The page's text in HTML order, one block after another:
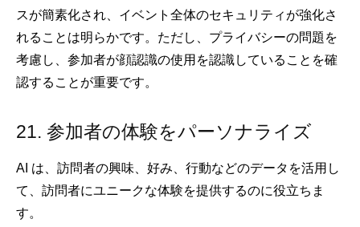
スが簡素化され、イベント全体のセキュリティが強化さ
れることは明らかです。ただし、プライバシーの問題を
考慮し、参加者が顔認識の使用を認識していることを確
認することが重要です。
21. 参加者の体験をパーソナライズ
AI は、訪問者の興味、好み、行動などのデータを活用し
て、訪問者にユニークな体験を提供するのに役立ちま
す。